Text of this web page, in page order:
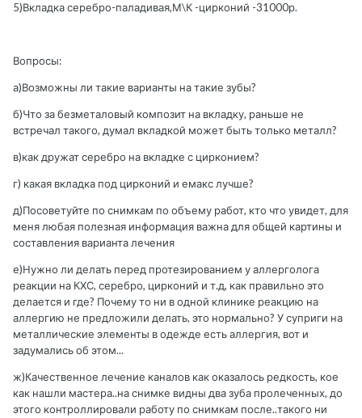
5)Вкладка серебро-паладивая,М\К -цирконий -31000р.
Вопросы:
а)Возможны ли такие варианты на такие зубы?
б)Что за безметаловый композит на вкладку, раньше не
встречал такого, думал вкладкой может быть только металл?
в)как дружат серебро на вкладке с цирконием?
г) какая вкладка под цирконий и емакс лучше?
д)Посоветуйте по снимкам по объему работ, кто что увидет, для
меня любая полезная информация важна для общей картины и
составления варианта лечения
е)Нужно ли делать перед протезированием у аллерголога
реакции на КХС, серебро, цирконий и т.д, как правильно это
делается и где? Почему то ни в одной клинике реакцию на
аллергию не предложили делать, это нормально? У суприги на
металлические элементы в одежде есть аллергия, вот и
задумались об этом...
ж)Качественное лечение каналов как оказалось редкость, кое
как нашли мастера..на снимке видны два зуба пролеченных, до
этого контроллировали работу по снимкам после..такого ни